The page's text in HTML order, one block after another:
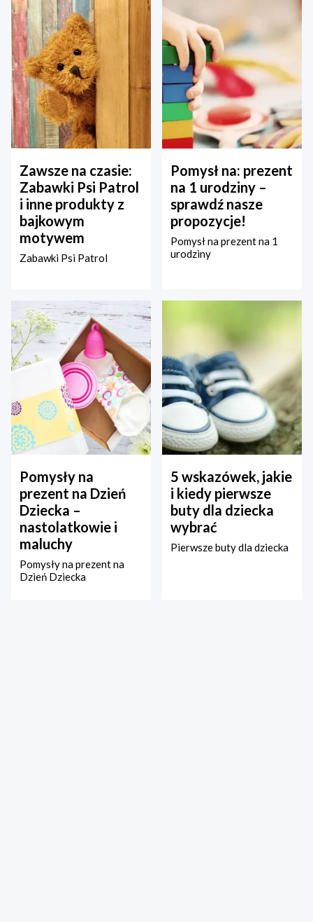
Zawsze na czasie:
Zabawki Psi Patrol
i inne produkty z
bajkowym
motywem
Zabawki Psi Patrol
Pomysł na: prezent
na 1 urodziny –
sprawdź nasze
propozycje!
Pomysł na prezent na 1
urodziny
Pomysły na
prezent na Dzień
Dziecka –
nastolatkowie i
maluchy
Pomysły na prezent na
Dzień Dziecka
5 wskazówek, jakie
i kiedy pierwsze
buty dla dziecka
wybrać
Pierwsze buty dla dziecka